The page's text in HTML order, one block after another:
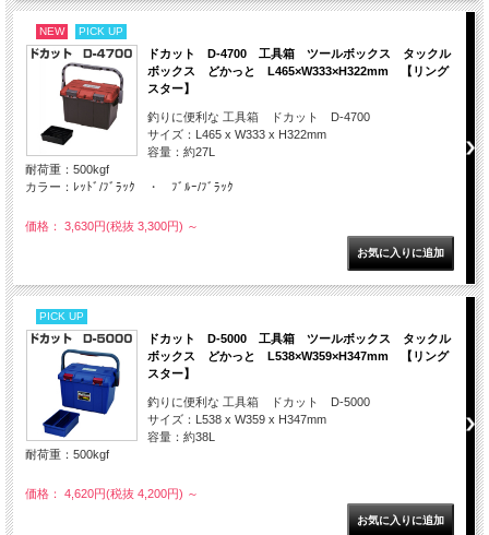
NEW PICK UP
ドカット D-4700 工具箱 ツールボックス タックル
ボックス どかっと L465×W333×H322mm 【リング
スター】
釣りに便利な 工具箱 ドカット D-4700
サイズ：L465 x W333 x H322mm
容量：約27L
耐荷重：500kgf
カラー：ﾚｯﾄﾞ/ﾌﾞﾗｯｸ ・ ﾌﾞﾙｰ/ﾌﾞﾗｯｸ
価格： 3,630円(税抜 3,300円) ～
PICK UP
ドカット D-5000 工具箱 ツールボックス タックル
ボックス どかっと L538×W359×H347mm 【リング
スター】
釣りに便利な 工具箱 ドカット D-5000
サイズ：L538 x W359 x H347mm
容量：約38L
耐荷重：500kgf
価格： 4,620円(税抜 4,200円) ～